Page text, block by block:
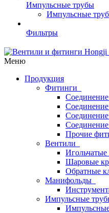
Импульсные трубы
Импульсные
Фильтры
Меню
Продукция
Фитинги
Соединение
Соединение
Прочие
Вентили
Игольчатые
Шаровые
Обратные
Манифольды
Импульсные